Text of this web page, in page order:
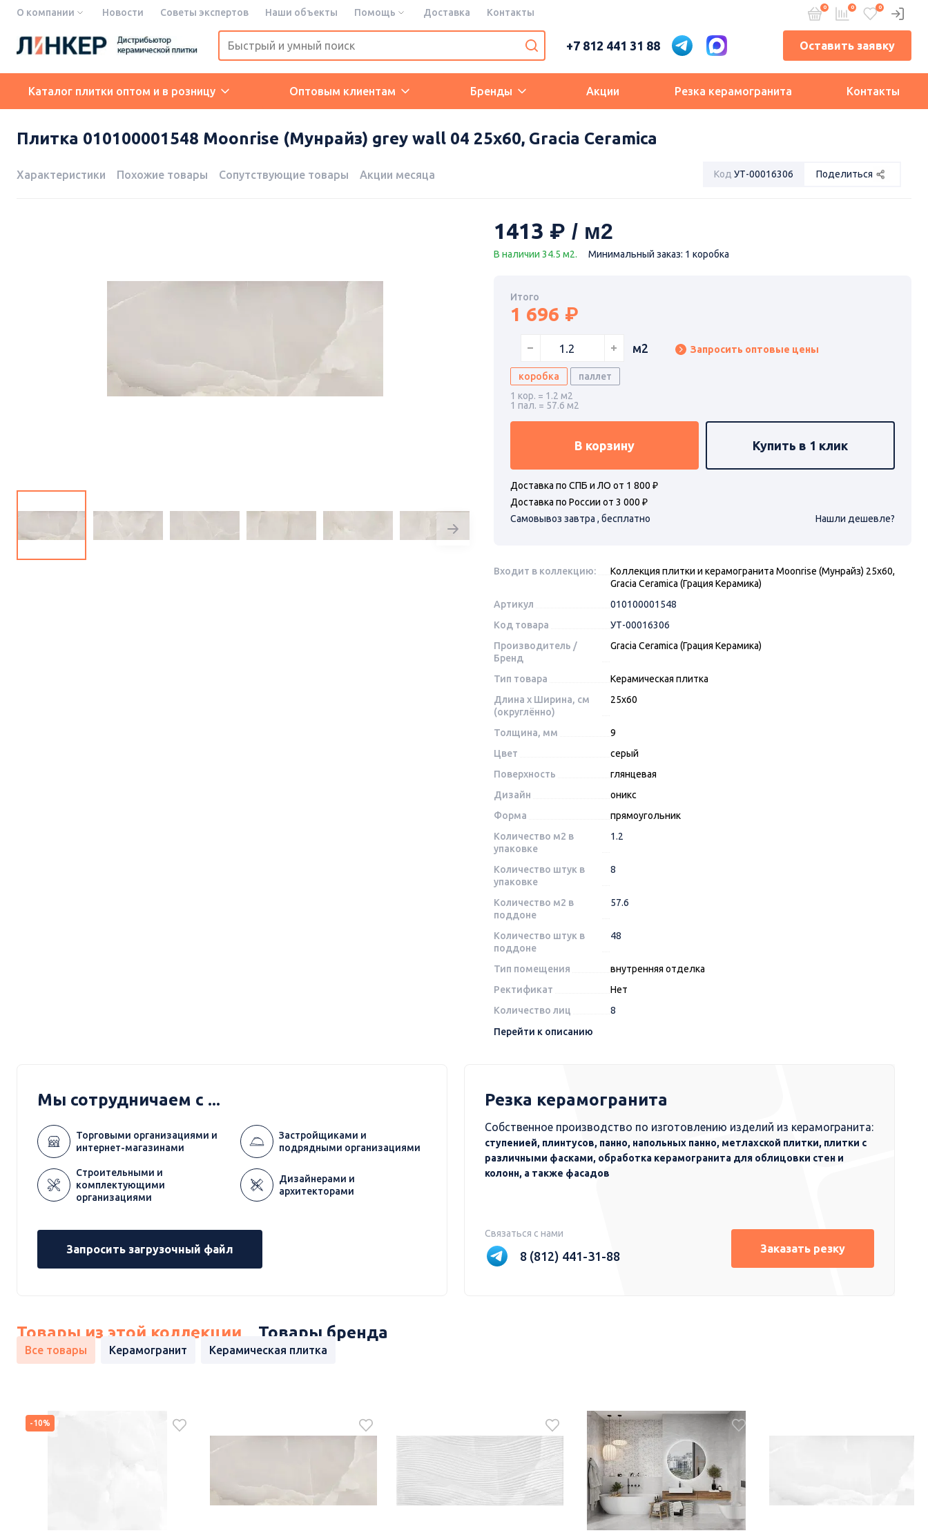
О компании Новости Советы экспертов Наши объекты Помощь Доставка Контакты
+7 812 441 31 88 Оставить заявку
Каталог плитки оптом и в розницу Оптовым клиентам Бренды Акции Резка керамогранита Контакты
Плитка 010100001548 Moonrise (Мунрайз) grey wall 04 25х60, Gracia Ceramica
Характеристики Похожие товары Сопутствующие товары Акции месяца Код УТ-00016306 Поделиться
1413
В наличии 34.5 м2. Минимальный заказ: 1 коробка
Итого
1 696
м2
коробка
паллет
1 кор. = 1.2 м2
1 пал. = 57.6 м2
Запросить оптовые цены
В корзину Купить в 1 клик
Доставка по СПБ и ЛО от 1 800 ₽
Доставка по России от 3 000 ₽
Самовывоз завтра , бесплатно
Нашли дешевле?
Входит в коллекцию:
Коллекция плитки и керамогранита Moonrise (Мунрайз) 25х60,
Gracia Ceramica (Грация Керамика)
Артикул
010100001548
Код товара
УТ-00016306
Производитель /
Бренд
Gracia Ceramica (Грация Керамика)
Тип товара
Керамическая плитка
Длина x Ширина, см
(округлённо)
25x60
Толщина, мм
9
Цвет
серый
Поверхность
глянцевая
Дизайн
оникс
Форма
прямоугольник
Количество м2 в
упаковке
1.2
Количество штук в
упаковке
8
Количество м2 в
поддоне
57.6
Количество штук в
поддоне
48
Тип помещения
внутренняя отделка
Ректификат
Нет
Количество лиц
8
Перейти к описанию
Мы сотрудничаем с ...
Торговыми организациями и
интернет-магазинами
Застройщиками и
подрядными организациями
Строительными и
комплектующими
организациями
Дизайнерами и
архитекторами
Запросить загрузочный файл
Резка керамогранита
Собственное производство по изготовлению изделий из керамогранита:
ступенией, плинтусов, панно, напольных панно, метлахской плитки, плитки с
различными фасками, обработка керамогранита для облицовки стен и
колонн, а также фасадов
Заказать резку
Связаться с нами
8 (812) 441-31-88
Товары из этой коллекции Товары бренда
Все товары Керамогранит Керамическая плитка
-10%